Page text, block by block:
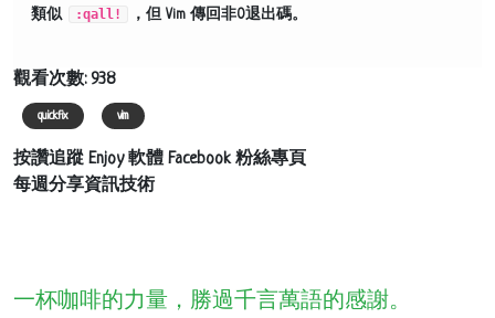
類似
:qall! ，但 Vim 傳回非0退出碼。
觀看次數: 938
quickfix vim
按讚追蹤 Enjoy 軟體 Facebook 粉絲專頁
每週分享資訊技術
一杯咖啡的力量，勝過千言萬語的感謝。